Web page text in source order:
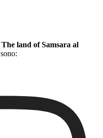
The land of Samsara al
sono: